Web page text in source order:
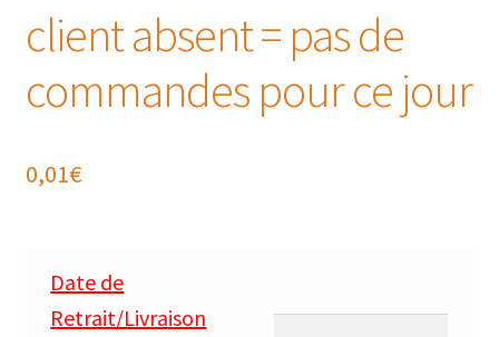
client absent = pas de
commandes pour ce jour
0,01€
Date de
Retrait/Livraison